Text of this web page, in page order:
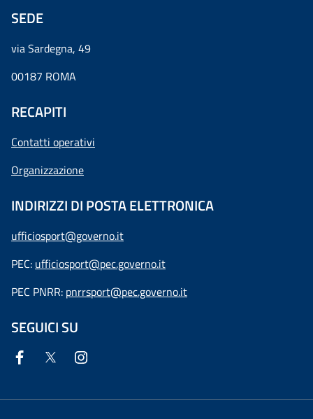
SEDE
via Sardegna, 49
00187 ROMA
RECAPITI
Contatti operativi
Organizzazione
INDIRIZZI DI POSTA ELETTRONICA
ufficiosport@governo.it
PEC: ufficiosport@pec.governo.it
PEC PNRR: pnrrsport@pec.governo.it
SEGUICI SU